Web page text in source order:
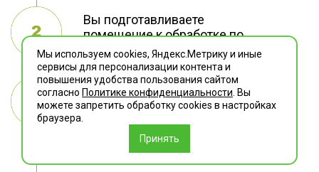
Вы подготавливаете
помещение к обработке по
нашей инструкции.
В назначенный день и время
наш специалист проводит
рекомендации по действиям
после обработки.
Мы используем cookies, Яндекс.Метрику и иные
сервисы для персонализации контента и
повышения удобства пользования сайтом
согласно Политике конфиденциальности . Вы
можете запретить обработку сookies в настройках
браузера.
Принять